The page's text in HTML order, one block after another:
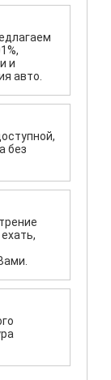
и
авто.
без